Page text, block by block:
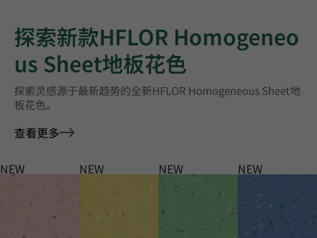
探索新款HFLOR Homogeneo
us Sheet地板花色
探索灵感源于最新趋势的全新HFLOR Homogeneous Sheet地
板花色。
查看更多
NEW NEW NEW NEW